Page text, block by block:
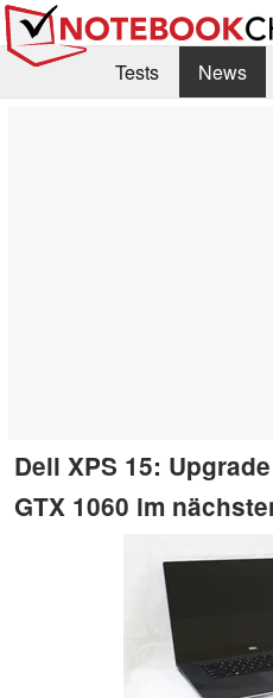
Tests News
Dell XPS 15:
GTX 1060 im